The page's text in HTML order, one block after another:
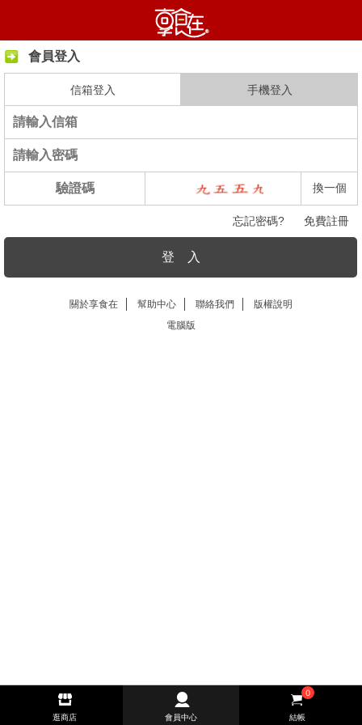
會員登入
信箱登入 手機登入
換一個
忘記密碼? 免費註冊
登 入
關於享食在 幫助中心 聯絡我們
版權說明
電腦版
逛商店 會員中心
0
結帳